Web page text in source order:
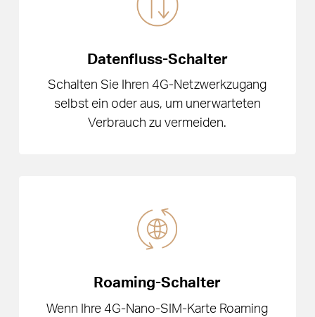
Datenfluss-Schalter
Schalten Sie Ihren 4G-Netzwerkzugang
selbst ein oder aus, um unerwarteten
Verbrauch zu vermeiden.
Roaming-Schalter
Wenn Ihre 4G-Nano-SIM-Karte Roaming